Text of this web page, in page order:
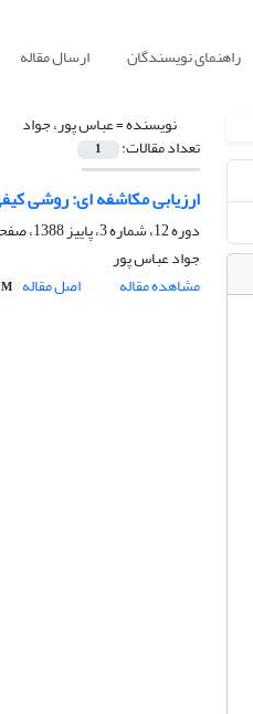
راهنمای نویسندگان ارسال مقاله
نویسنده =عباس پور، جواد
تعداد مقالات: 1
ارزیابی مکاشفه ای: روشی
دوره 12، شماره 3، پاییز 1388، صفحه
جواد عباس پور
مشاهده مقاله
اصل مقاله